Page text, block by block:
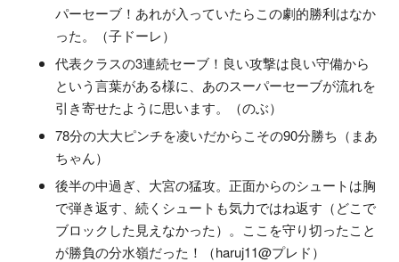
パーセーブ！あれが入っていたらこの劇的勝利はなか
った。（子ドーレ）
代表クラスの3連続セーブ！良い攻撃は良い守備から
という言葉がある様に、あのスーパーセーブが流れを
引き寄せたように思います。（のぶ）
78分の大大ピンチを凌いだからこその90分勝ち（まあ
ちゃん）
後半の中過ぎ、大宮の猛攻。正面からのシュートは胸
で弾き返す、続くシュートも気力ではね返す（どこで
ブロックした見えなかった）。ここを守り切ったこと
が勝負の分水嶺だった！（haruj11@プレド）